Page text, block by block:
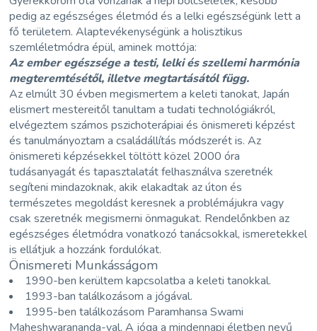
pedig az egészséges életmód és a lelki egészségünk lett a
fő területem. Alaptevékenységünk a holisztikus
szemléletmódra épül, aminek mottója:
Az ember egészsége a testi, lelki és szellemi harmónia
megteremtésétől, illetve megtartásától függ.
Az elmúlt 30 évben megismertem a keleti tanokat, Japán
elismert mestereitől tanultam a tudati technológiákról,
elvégeztem számos pszichoterápiai és önismereti képzést
és tanulmányoztam a családállítás módszerét is. Az
önismereti képzésekkel töltött közel 2000 óra
tudásanyagát és tapasztalatát felhasználva szeretnék
segíteni mindazoknak, akik elakadtak az úton és
természetes megoldást keresnek a problémájukra vagy
csak szeretnék megismerni önmagukat. Rendelőnkben az
egészséges életmódra vonatkozó tanácsokkal, ismeretekkel
is ellátjuk a hozzánk fordulókat.
Önismereti Munkásságom
1990-ben kerültem kapcsolatba a keleti tanokkal.
1993-ban találkozásom a jógával.
1995-ben találkozásom Paramhansa Swami
Maheshwarananda-val, A jóga a mindennapi életben nevű